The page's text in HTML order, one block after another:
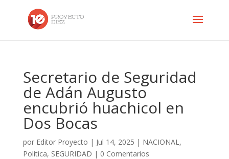
Secretario de Seguridad
de Adán Augusto
encubrió huachicol en
Dos Bocas
por Editor Proyecto | Jul 14, 2025 | NACIONAL,
Política, SEGURIDAD | 0 Comentarios